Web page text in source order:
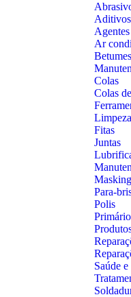
Aditivos
Ar
Betumes
Colas
Colas
Fitas
Juntas
Masking
Para-
Polis
Saúde